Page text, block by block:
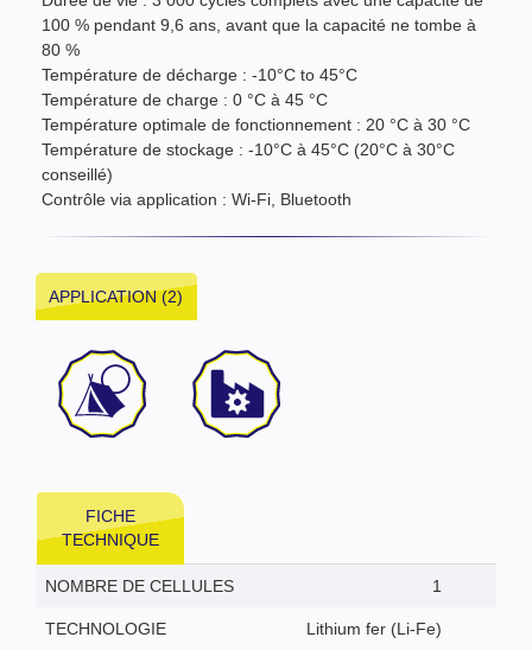
100 % pendant 9,6 ans, avant que la capacité ne tombe à
80 %
Température de décharge : -10°C to 45°C
Température de charge : 0 °C à 45 °C
Température optimale de fonctionnement : 20 °C à 30 °C
Température de stockage : -10°C à 45°C (20°C à 30°C
conseillé)
Contrôle via application : Wi-Fi, Bluetooth
APPLICATION (2)
FICHE
TECHNIQUE
NOMBRE DE CELLULES 1
TECHNOLOGIE Lithium fer (Li-Fe)